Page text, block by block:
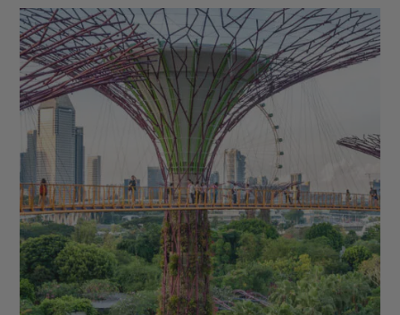
innovants, et bien plus encore.
Singapour est une destination touristique unique et
fascinante qui offre une combinaison parfaite de
culture, de gastronomie, d’attractions et de modernité.
Si vous recherchez une expérience de voyage
mémorable et enrichissante, Singapour est
certainement la destination qu’il vous faut.